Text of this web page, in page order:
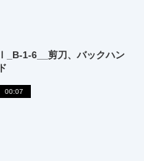
Ⅰ_B-1-6__剪刀、バックハン
ド
00:07